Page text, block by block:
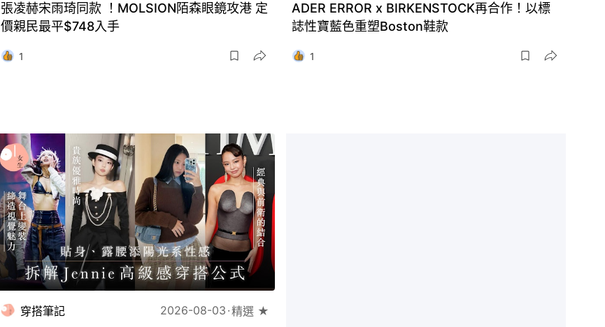
張凌赫宋雨琦同款 ！MOLSION陌森眼鏡攻港 定
價親民最平$748入手
1
ADER ERROR x BIRKENSTOCK再合作！以標
誌性寶藍色重塑Boston鞋款
1
穿搭筆記 2026-08-03 精選 ★